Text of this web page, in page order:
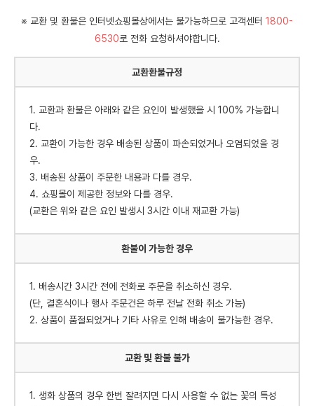
※ 교환 및 환불은 인터넷쇼핑몰상에서는 불가능하므로 고객센터 1800-
6530로 전화 요청하셔야합니다.
교환환불규정
1. 교환과 환불은 아래와 같은 요인이 발생했을 시 100% 가능합니
다.
2. 교환이 가능한 경우 배송된 상품이 파손되었거나 오염되었을 경
우.
3. 배송된 상품이 주문한 내용과 다를 경우.
4. 쇼핑몰이 제공한 정보와 다를 경우.
(교환은 위와 같은 요인 발생시 3시간 이내 재교환 가능)
환불이 가능한 경우
1. 배송시간 3시간 전에 전화로 주문을 취소하신 경우.
(단, 결혼식이나 행사 주문건은 하루 전날 전화 취소 가능)
2. 상품이 품절되었거나 기타 사유로 인해 배송이 불가능한 경우.
교환 및 환불 불가
1. 생화 상품의 경우 한번 잘려지면 다시 사용할 수 없는 꽃의 특성